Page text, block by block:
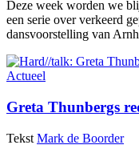
Deze week worden we
een serie over verkeerd
dansvoorstelling van
Actueel
Greta Thunbergs
Tekst Mark de Boorder